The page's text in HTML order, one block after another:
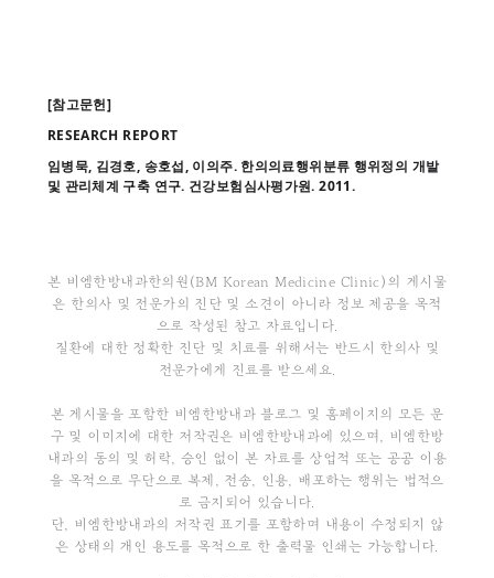
[참고문헌]
RESEARCH REPORT
임병묵, 김경호, 송호섭, 이의주. 한의의료행위분류 행위정의 개발
및 관리체계 구축 연구. 건강보험심사평가원. 2011.
본 비엠한방내과한의원(BM Korean Medicine Clinic)의 게시물
은 한의사 및 전문가의 진단 및 소견이 아니라 정보 제공을 목적
으로 작성된 참고 자료입니다.
질환에 대한 정확한 진단 및 치료를 위해서는 반드시 한의사 및
전문가에게 진료를 받으세요.
본 게시물을 포함한 비엠한방내과 블로그 및 홈페이지의 모든 문
구 및 이미지에 대한 저작권은 비엠한방내과에 있으며, 비엠한방
내과의 동의 및 허락, 승인 없이 본 자료를 상업적 또는 공공 이용
을 목적으로 무단으로 복제, 전송, 인용, 배포하는 행위는 법적으
로 금지되어 있습니다.
단, 비엠한방내과의 저작권 표기를 포함하며 내용이 수정되지 않
은 상태의 개인 용도를 목적으로 한 출력물 인쇄는 가능합니다.